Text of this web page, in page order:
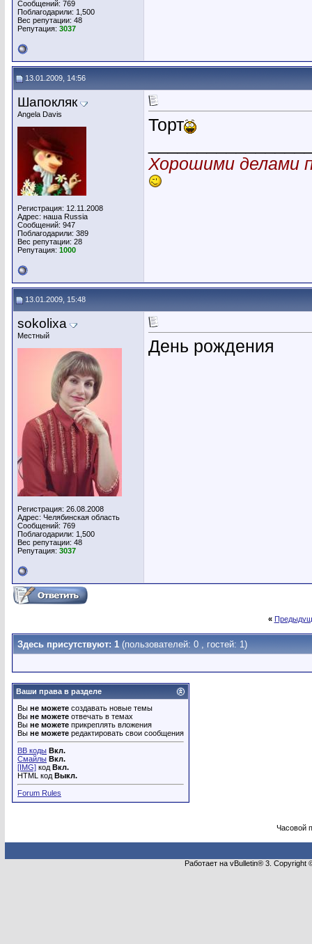
Сообщений: 769
Поблагодарили: 1,500
Вес репутации: 48
Репутация: 3037
13.01.2009, 14:56
Шапокляк
Angela Davis
Регистрация: 12.11.2008
Адрес: наша Russia
Сообщений: 947
Поблагодарили: 389
Вес репутации: 28
Репутация: 1000
Торт
Хорошими делами
13.01.2009, 15:48
sokolixa
Местный
Регистрация: 26.08.2008
Адрес: Челябинская область
Сообщений: 769
Поблагодарили: 1,500
Вес репутации: 48
Репутация: 3037
День рождения
«
Здесь присутствуют: 1 (пользователей: 0 , гостей: 1)
Ваши права в разделе
Вы не можете создавать новые темы
Вы не можете отвечать в темах
Вы не можете прикреплять вложения
Вы не можете редактировать свои сообщения
BB коды Вкл.
Смайлы Вкл.
[IMG] код Вкл.
HTML код Выкл.
Forum Rules
Часовой
Работает на vBulletin® 3.